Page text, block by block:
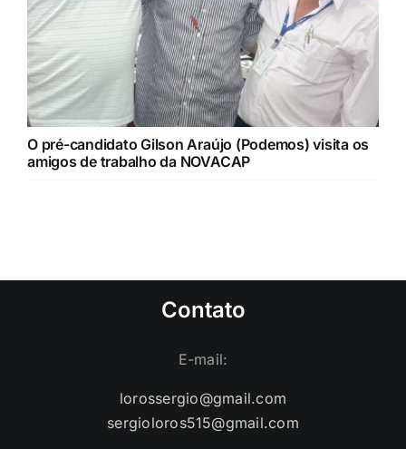
O pré-candidato Gilson Araújo (Podemos) visita os
amigos de trabalho da NOVACAP
Contato
E-mail:
lorossergio@gmail.com
sergioloros515@gmail.com